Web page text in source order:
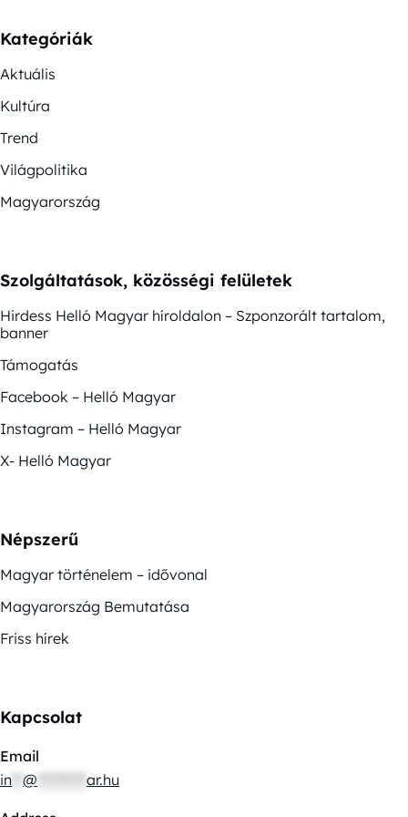
Kategóriák
Aktuális
Kultúra
Trend
Világpolitika
Magyarország
Szolgáltatások, közösségi felületek
Hirdess Helló Magyar híroldalon – Szponzorált tartalom,
banner
Támogatás
Facebook – Helló Magyar
Instagram – Helló Magyar
X- Helló Magyar
Népszerű
Magyar történelem – idővonal
Magyarország Bemutatása
Friss hírek
Kapcsolat
Email
in @ ar.hu